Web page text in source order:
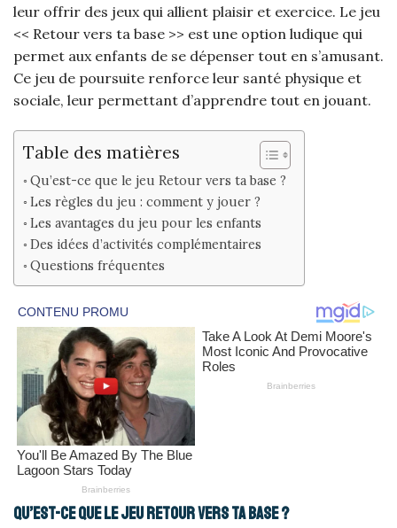
leur offrir des jeux qui allient plaisir et exercice. Le jeu
<< Retour vers ta base >> est une option ludique qui
permet aux enfants de se dépenser tout en s’amusant.
Ce jeu de poursuite renforce leur santé physique et
sociale, leur permettant d’apprendre tout en jouant.
Table des matières
Qu’est-ce que le jeu Retour vers ta base ?
Les règles du jeu : comment y jouer ?
Les avantages du jeu pour les enfants
Des idées d’activités complémentaires
Questions fréquentes
Qu’est-ce que le jeu Retour vers ta base ?